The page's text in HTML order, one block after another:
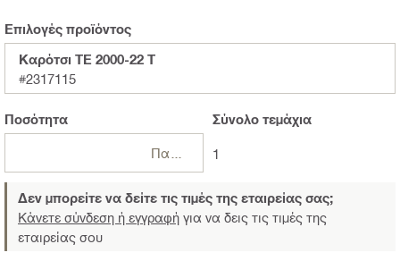
Επιλογές προϊόντος
Καρότσι TE 2000-22 T
#2317115
Ποσότητα Σύνολοτεμάχια
1
Δεν μπορείτε να δείτε τις τιμές της εταιρείας σας;
Κάνετε σύνδεση ή εγγραφή για να δεις τις τιμές της
εταιρείας σου